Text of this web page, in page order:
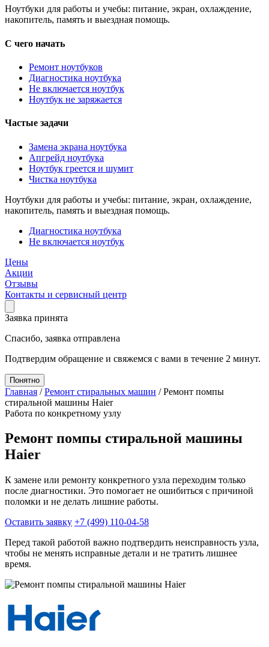
Ноутбуки для работы и учебы: питание, экран, охлаждение,
накопитель, память и выездная помощь.
С чего начать
Ремонт ноутбуков
Диагностика ноутбука
Не включается ноутбук
Ноутбук не заряжается
Частые задачи
Замена экрана ноутбука
Апгрейд ноутбука
Ноутбук греется и шумит
Чистка ноутбука
Ноутбуки для работы и учебы: питание, экран, охлаждение,
накопитель, память и выездная помощь.
Диагностика ноутбука
Не включается ноутбук
Цены
Акции
Отзывы
Контакты и сервисный центр
Заявка принята
Спасибо, заявка отправлена
Подтвердим обращение и свяжемся с вами в течение 2 минут.
Понятно
Главная /Ремонт стиральных машин /Ремонт помпы
стиральной машины Haier
Работа по конкретному узлу
Ремонт помпы стиральной машины
Haier
К замене или ремонту конкретного узла переходим только
после диагностики. Это помогает не ошибиться с причиной
поломки и не делать лишние работы.
Оставить заявку +7 (499) 110-04-58
Перед такой работой важно подтвердить неисправность узла,
чтобы не менять исправные детали и не тратить лишнее
время.